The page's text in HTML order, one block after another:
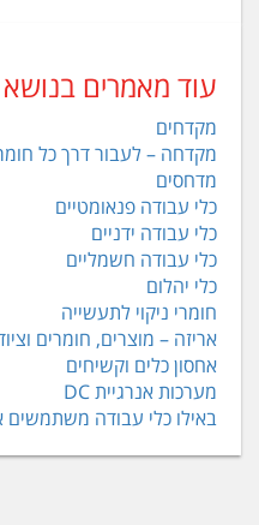
עוד מאמרים
מקדחים
מקדחה – לעבור דרך כל
מדחסים
כלי עבודה פנאומטיים
כלי עבודה ידניים
כלי עבודה חשמליים
כלי יהלום
חומרי ניקוי לתעשייה
אריזה – מוצרים, חומרים
אחסון כלים וקשיחים
מערכות אנרגיית DC
באילו כלי עבודה